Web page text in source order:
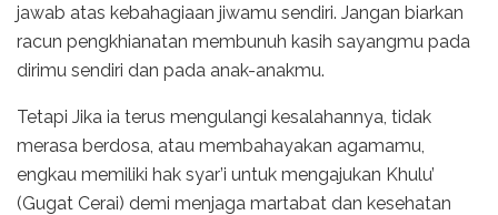
jawab atas kebahagiaan jiwamu sendiri. Jangan biarkan
racun pengkhianatan membunuh kasih sayangmu pada
dirimu sendiri dan pada anak-anakmu.
Tetapi Jika ia terus mengulangi kesalahannya, tidak
merasa berdosa, atau membahayakan agamamu,
engkau memiliki hak syar’i untuk mengajukan Khulu’
(Gugat Cerai) demi menjaga martabat dan kesehatan